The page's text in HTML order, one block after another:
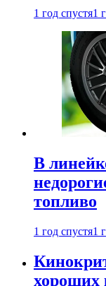
1 год спустя1
В
топливо
1 год спустя1
хороших